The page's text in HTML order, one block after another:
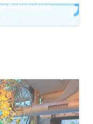
Satisfaction